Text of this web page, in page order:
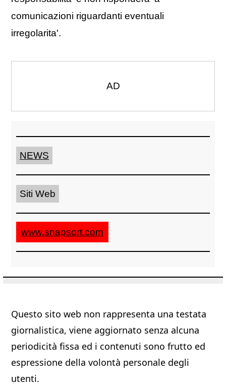
comunicazioni riguardanti eventuali
irregolarita'.
AD
NEWS
Siti Web
www.snapsort.com
Questo sito web non rappresenta una testata
giornalistica, viene aggiornato senza alcuna
periodicità fissa ed i contenuti sono frutto ed
espressione della volontà personale degli
utenti.